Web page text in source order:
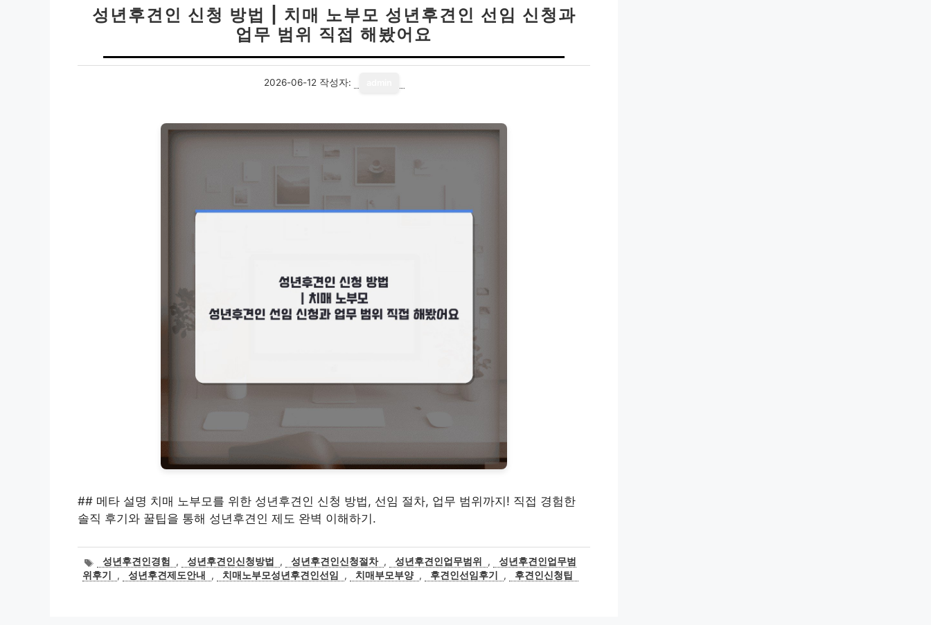
성년후견인 신청 방법 | 치매 노부모 성년후견인 선임 신청과
업무 범위 직접 해봤어요
2026-06-12 작성자:
## 메타 설명 치매 노부모를 위한 성년후견인 신청 방법, 선임 절차, 업무 범위까지! 직접 경험한
솔직 후기와 꿀팁을 통해 성년후견인 제도 완벽 이해하기.
태
그
성년후견인경험 , 성년후견인신청방법 , 성년후견인신청절차 , 성년후견인업무범위 ,
성년후견인업무범
위후기
, 성년후견제도안내 , 치매노부모성년후견인선임 , 치매부모부양 , 후견인선임후기 , 후견인신청팁